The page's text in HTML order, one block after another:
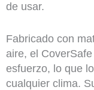
de usar.
Fabricado con
aire, el
esfuerzo, lo que
cualquier clima.